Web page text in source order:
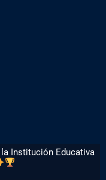
Institución Educativa